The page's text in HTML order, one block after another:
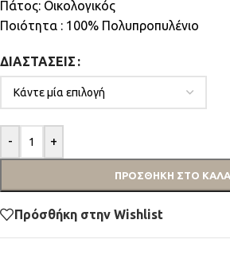
Πάτος: Οικολογικός
Ποιότητα : 100% Πολυπροπυλένιο
ΔΙΑΣΤΆΣΕΙΣ
- +
ΠΡΟΣΘΉΚΗ ΣΤΟ
Πρόσθήκη στην Wishlist